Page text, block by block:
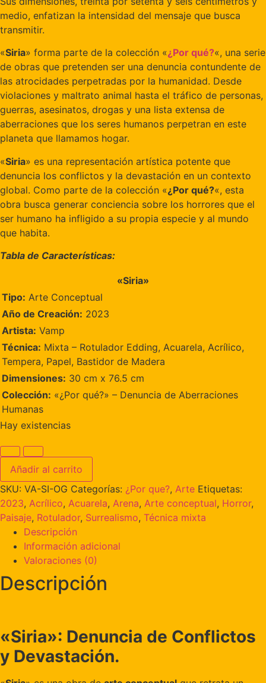
medio, enfatizan la intensidad del mensaje que busca
transmitir.
«Siria» forma parte de la colección «¿Por qué?«, una serie
de obras que pretenden ser una denuncia contundente de
las atrocidades perpetradas por la humanidad. Desde
violaciones y maltrato animal hasta el tráfico de personas,
guerras, asesinatos, drogas y una lista extensa de
aberraciones que los seres humanos perpetran en este
planeta que llamamos hogar.
«Siria» es una representación artística potente que
denuncia los conflictos y la devastación en un contexto
global. Como parte de la colección «¿Por qué?«, esta
obra busca generar conciencia sobre los horrores que el
ser humano ha infligido a su propia especie y al mundo
que habita.
Tabla de Características:
«Siria»
Tipo: Arte Conceptual
Año de Creación: 2023
Artista: Vamp
Técnica: Mixta – Rotulador Edding, Acuarela, Acrílico,
Tempera, Papel, Bastidor de Madera
Dimensiones: 30 cm x 76.5 cm
Colección: «¿Por qué?» – Denuncia de Aberraciones
Humanas
Hay existencias
Añadir al carrito
SKU: VA-SI-OG Categorías: ¿Por que?, Arte Etiquetas:
2023, Acrílico, Acuarela, Arena, Arte conceptual, Horror,
Paisaje, Rotulador, Surrealismo, Técnica mixta
Descripción
Información adicional
Valoraciones (0)
Descripción
«Siria»: Denuncia de Conflictos
y Devastación.